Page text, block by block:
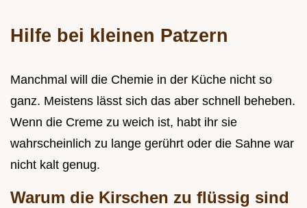
Hilfe bei kleinen Patzern
Manchmal will die Chemie in der Küche nicht so
ganz. Meistens lässt sich das aber schnell beheben.
Wenn die Creme zu weich ist, habt ihr sie
wahrscheinlich zu lange gerührt oder die Sahne war
nicht kalt genug.
Warum die Kirschen zu flüssig sind